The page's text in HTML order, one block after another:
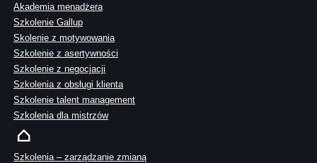
Akademia menadżera
Szkolenie Gallup
Skolenie z motywowania
Szkolenie z asertywności
Szkolenie z negocjacji
Szkolenia z obsługi klienta
Szkolenie talent management
Szkolenia dla mistrzów
Szkolenia – zarządzanie zmianą